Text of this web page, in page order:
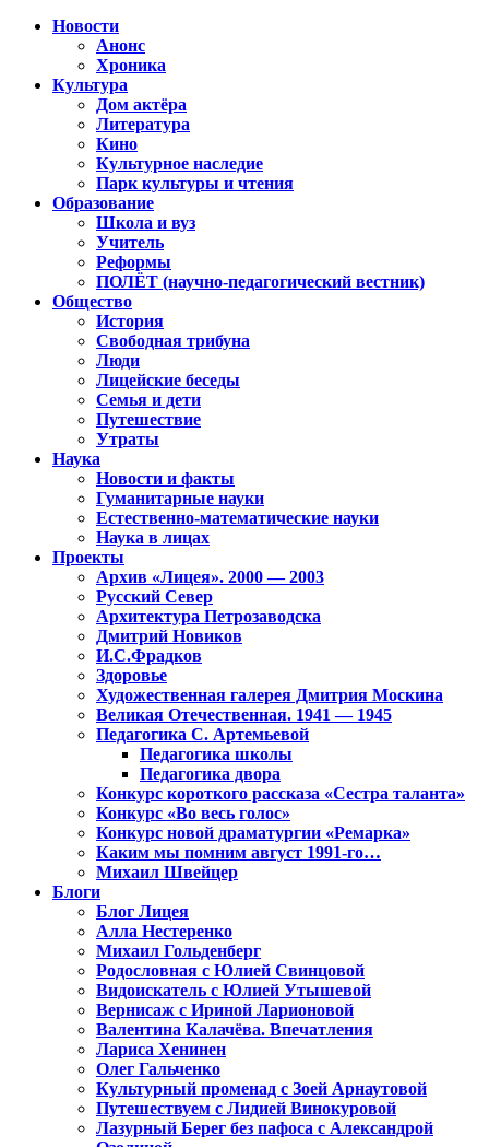
Новости
Анонс
Хроника
Культура
Дом актёра
Литература
Кино
Культурное наследие
Парк культуры и чтения
Образование
Школа и вуз
Учитель
Реформы
ПОЛЁТ (научно-педагогический вестник)
Общество
История
Свободная трибуна
Люди
Лицейские беседы
Семья и дети
Путешествие
Утраты
Наука
Новости и факты
Гуманитарные науки
Естественно-математические науки
Наука в лицах
Проекты
Архив «Лицея». 2000 — 2003
Русский Север
Архитектура Петрозаводска
Дмитрий Новиков
И.С.Фрадков
Здоровье
Художественная галерея Дмитрия Москина
Великая Отечественная. 1941 — 1945
Педагогика С. Артемьевой
Педагогика школы
Педагогика двора
Конкурс короткого рассказа «Сестра таланта»
Конкурс «Во весь голос»
Конкурс новой драматургии «Ремарка»
Каким мы помним август 1991-го…
Михаил Швейцер
Блоги
Блог Лицея
Алла Нестеренко
Михаил Гольденберг
Родословная с Юлией Свинцовой
Видоискатель с Юлией Утышевой
Вернисаж с Ириной Ларионовой
Валентина Калачёва. Впечатления
Лариса Хенинен
Олег Гальченко
Культурный променад с Зоей Арнаутовой
Путешествуем с Лидией Винокуровой
Лазурный Берег без пафоса с Александрой